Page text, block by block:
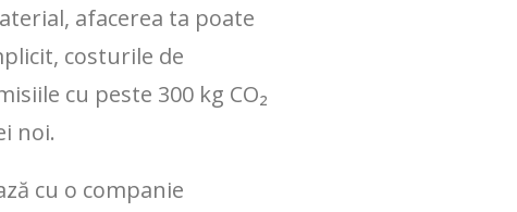
afacerea ta poate
costurile de
cu peste 300 kg CO₂
noi.
cu o companie